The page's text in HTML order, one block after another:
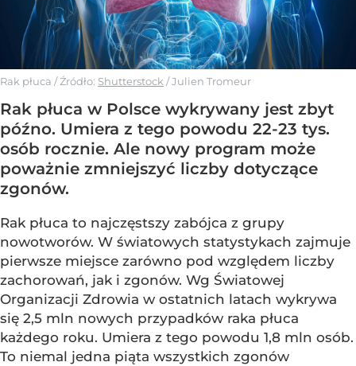
Rak płuca / Źródło: Shutterstock /Julien Tromeur
Rak płuca w Polsce wykrywany jest zbyt
późno. Umiera z tego powodu 22-23 tys.
osób rocznie. Ale nowy program może
poważnie zmniejszyć liczby dotyczące
zgonów.
Rak płuca to najczęstszy zabójca z grupy
nowotworów. W światowych statystykach zajmuje
pierwsze miejsce zarówno pod względem liczby
zachorowań, jak i zgonów. Wg Światowej
Organizacji Zdrowia w ostatnich latach wykrywa
się 2,5 mln nowych przypadków raka płuca
każdego roku. Umiera z tego powodu 1,8 mln osób.
To niemal jedna piąta wszystkich zgonów